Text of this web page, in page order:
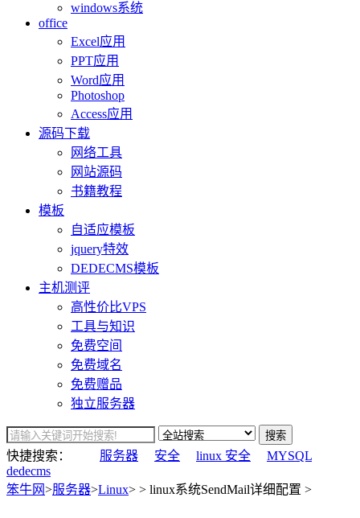
windows系统
office
Excel应用
PPT应用
Word应用
Photoshop
Access应用
源码下载
网络工具
网站源码
书籍教程
模板
自适应模板
jquery特效
DEDECMS模板
主机测评
高性价比VPS
工具与知识
免费空间
免费域名
免费赠品
独立服务器
搜索
快捷搜索： 服务器 安全 linux 安全
MYSQL
dedecms
笨牛网>服务器>Linux> > linux系统SendMail详细配置 >